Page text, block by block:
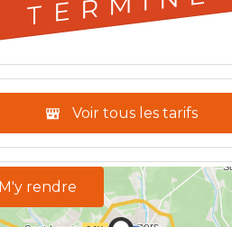
Voir tous les tarifs
M'y rendre